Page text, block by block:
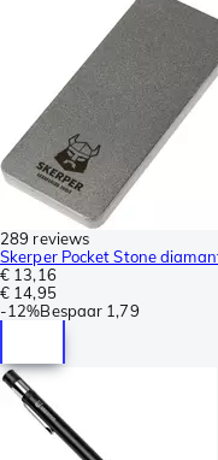
289 reviews
Skerper Pocket Stone
€ 13,16
€ 14,95
-12%Bespaar 1,79